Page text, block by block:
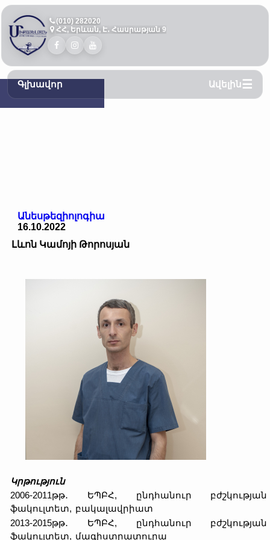
(010) 282020
ՀՀ, Երևան, Է․ Հասրաթյան 9
Գլխավոր Ավելին
Անեսթեզիոլոգիա
16.10.2022
Լևոն Կամոյի Թորոսյան
Կրթություն
2006-2011թթ․ ԵՊԲՀ, ընդհանուր բժշկության
ֆակուլտետ, բակալավրիատ
2013-2015թթ․ ԵՊԲՀ, ընդհանուր բժշկության
ֆակուլտետ, մագիստրատուրա